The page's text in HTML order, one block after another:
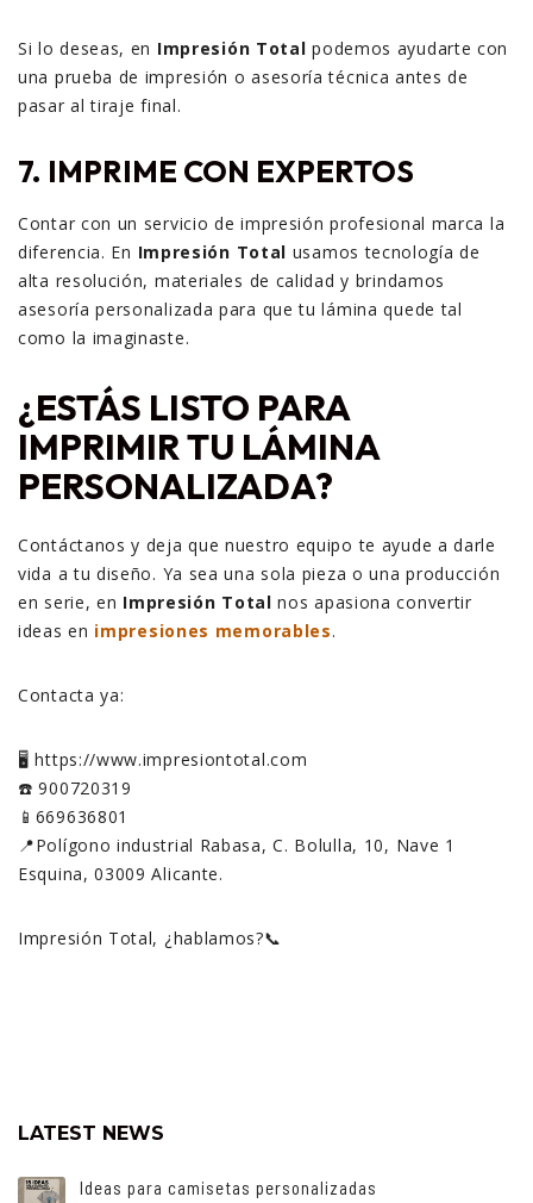
Si lo deseas, en Impresión Total podemos ayudarte con
una prueba de impresión o asesoría técnica antes de
pasar al tiraje final.
7. IMPRIME CON EXPERTOS
Contar con un servicio de impresión profesional marca la
diferencia. En Impresión Total usamos tecnología de
alta resolución, materiales de calidad y brindamos
asesoría personalizada para que tu lámina quede tal
como la imaginaste.
¿ESTÁS LISTO PARA
IMPRIMIR TU LÁMINA
PERSONALIZADA?
Contáctanos y deja que nuestro equipo te ayude a darle
vida a tu diseño. Ya sea una sola pieza o una producción
en serie, en Impresión Total nos apasiona convertir
ideas en impresiones memorables.
Contacta ya:
🖥️ https://www.impresiontotal.com
☎️ 900720319
📱669636801
📍Polígono industrial Rabasa, C. Bolulla, 10, Nave 1
Esquina, 03009 Alicante.
Impresión Total, ¿hablamos?📞
LATEST NEWS
Ideas para camisetas personalizadas